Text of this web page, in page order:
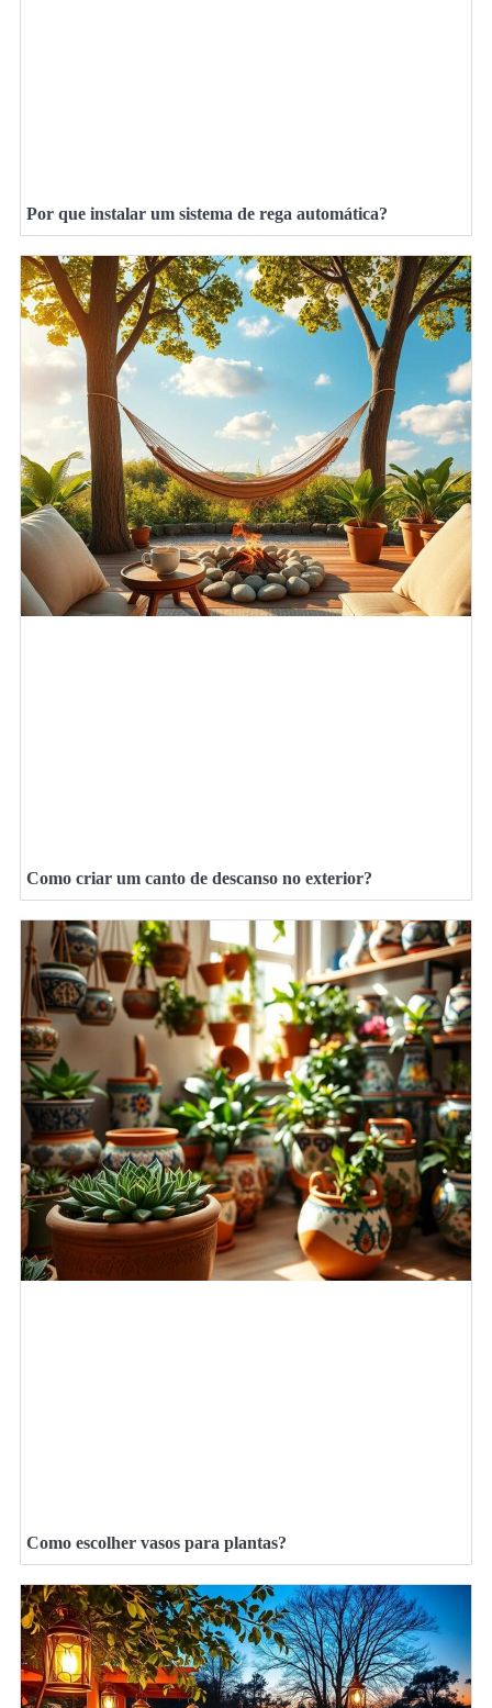
Por que instalar um sistema de rega automática?
Como criar um canto de descanso no exterior?
Como escolher vasos para plantas?